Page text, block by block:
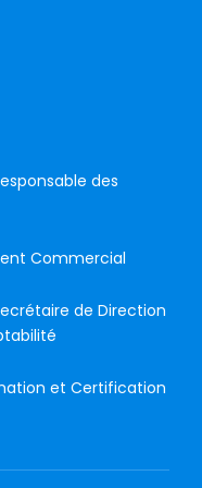
des
Commercial
de Direction
et Certification